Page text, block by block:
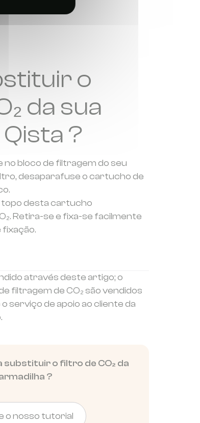
o
da sua
?
no bloco de filtragem do seu
desaparafuse o cartucho de
topo desta cartucho
Retira-se e fixa-se facilmente
através deste artigo; o
filtragem de CO₂ são vendidos
serviço de apoio ao cliente da
substituir o filtro de CO₂ da
?
o nosso tutorial